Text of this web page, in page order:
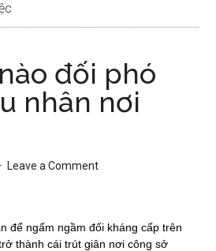
đối phó
nhân nơi
Leave a Comment
để ngấm ngầm đối kháng cấp trên
thành cái trút giân nơi công sở